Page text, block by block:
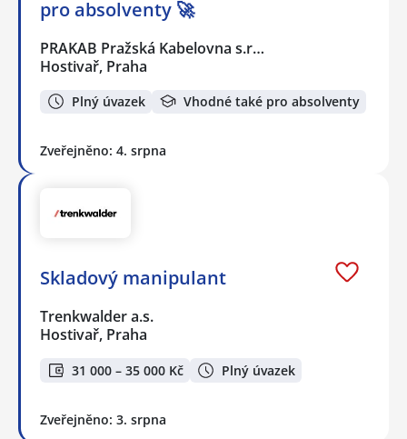
pro absolventy 🚀
PRAKAB Pražská Kabelovna s.r…
Hostivař, Praha
Plný úvazek Vhodné také pro absolventy
Zveřejněno: 4. srpna
Skladový manipulant
Trenkwalder a.s.
Hostivař, Praha
31 000 – 35 000 Kč Plný úvazek
Zveřejněno: 3. srpna